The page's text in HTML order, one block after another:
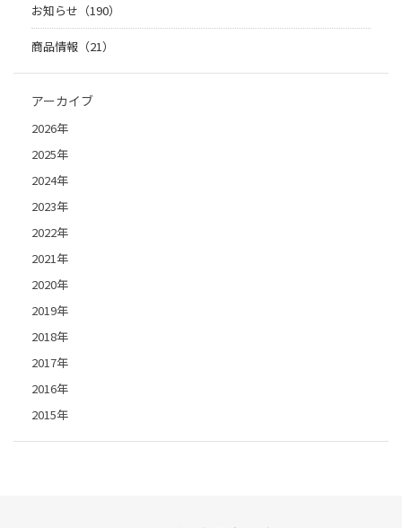
お知らせ（190）
商品情報（21）
アーカイブ
2026年
2025年
2024年
2023年
2022年
2021年
2020年
2019年
2018年
2017年
2016年
2015年